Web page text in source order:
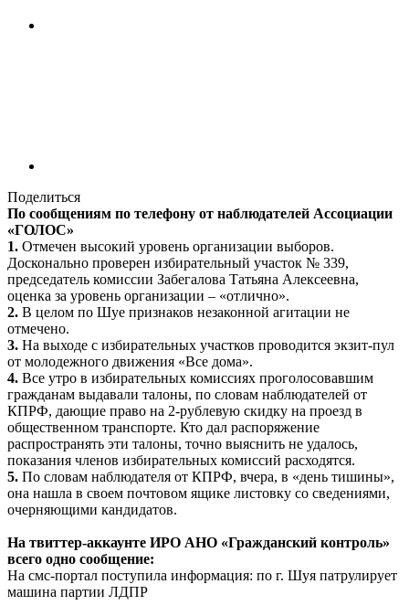
Поделиться
По сообщениям по телефону от наблюдателей Ассоциации
«ГОЛОС»
1. Отмечен высокий уровень организации выборов.
Досконально проверен избирательный участок № 339,
председатель комиссии Забегалова Татьяна Алексеевна,
оценка за уровень организации – «отлично».
2. В целом по Шуе признаков незаконной агитации не
отмечено.
3. На выходе с избирательных участков проводится экзит-пул
от молодежного движения «Все дома».
4. Все утро в избирательных комиссиях проголосовавшим
гражданам выдавали талоны, по словам наблюдателей от
КПРФ, дающие право на 2-рублевую скидку на проезд в
общественном транспорте. Кто дал распоряжение
распространять эти талоны, точно выяснить не удалось,
показания членов избирательных комиссий расходятся.
5. По словам наблюдателя от КПРФ, вчера, в «день тишины»,
она нашла в своем почтовом ящике листовку со сведениями,
очерняющими кандидатов.
На твиттер-аккаунте ИРО АНО «Гражданский контроль»
всего одно сообщение:
На смс-портал поступила информация: по г. Шуя патрулирует
машина партии ЛДПР